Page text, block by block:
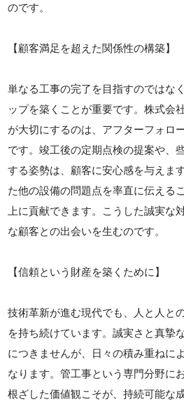
のです。
【顧客満足を超えた関係性の構築】
単なる工事の完了を目指すのではな
ップを築くことが重要です。株式会
が大切にするのは、アフターフォロ
です。竣工後の定期点検の提案や、
する姿勢は、顧客に安心感を与えま
た他の設備の問題点を率直に伝える
上に貢献できます。こうした誠実な
な顧客との出会いを生むのです。
【信頼という財産を築くために】
技術革新が進む現代でも、人と人と
を持ち続けています。誠実さと真摯
につきませんが、日々の積み重ねに
なります。管工事という専門分野に
根ざした価値観こそが、持続可能な